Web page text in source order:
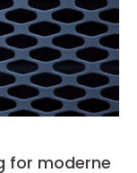
for moderne